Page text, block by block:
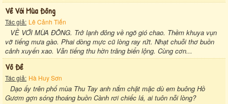
Về Với Mùa Đông
Tác giả: Lê Cảnh Tiến
VỀ VỚI MÙA ĐÔNG. Trở lạnh đông về ngõ gió chao. Thềm khuya vụn
vỡ tiếng mưa gào. Phai dòng mực cũ lòng ray rứt. Nhạt chuỗi thơ buồn
cảnh xuyến xao. Vẫn tiếng thu hờn trăng biển lộng. Cùng cơn...
Vô Đề
Tác giả: Hà Huy Sơn
Dạo ấy trên phố mùa Thu Tay anh nắm chặt mặc dù em buông Hồ
Gươm gợn sóng thoáng buồn Cành rơi chiếc lá, ai tuôn nỗi lòng?